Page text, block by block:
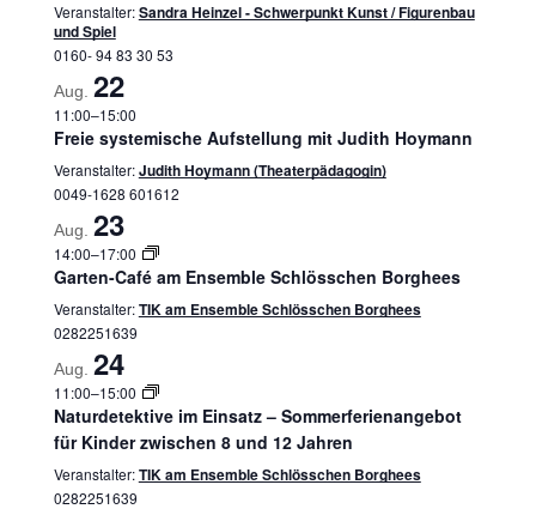
Veranstalter:Sandra Heinzel - Schwerpunkt Kunst / Figurenbau
und Spiel
0160- 94 83 30 53
Aug. 22
11:00–15:00
Freie systemische Aufstellung mit Judith Hoymann
Veranstalter:Judith Hoymann (Theaterpädagogin)
0049-1628 601612
Aug. 23
14:00–17:00
Garten-Café am Ensemble Schlösschen Borghees
Veranstalter:TIK am Ensemble Schlösschen Borghees
0282251639
Aug. 24
11:00–15:00
Naturdetektive im Einsatz – Sommerferienangebot
für Kinder zwischen 8 und 12 Jahren
Veranstalter:TIK am Ensemble Schlösschen Borghees
0282251639